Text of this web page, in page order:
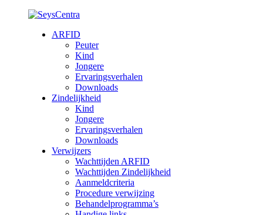
ARFID
Peuter
Kind
Jongere
Ervaringsverhalen
Downloads
Zindelijkheid
Kind
Jongere
Ervaringsverhalen
Downloads
Verwijzers
Wachttijden ARFID
Wachttijden Zindelijkheid
Aanmeldcriteria
Procedure verwijzing
Behandelprogramma’s